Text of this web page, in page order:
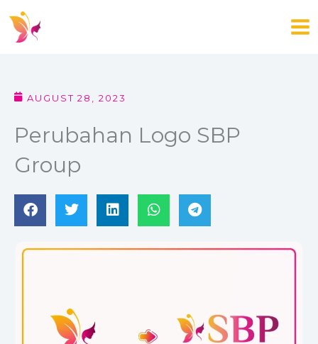
content
AUGUST 28, 2023
Perubahan Logo SBP
Group